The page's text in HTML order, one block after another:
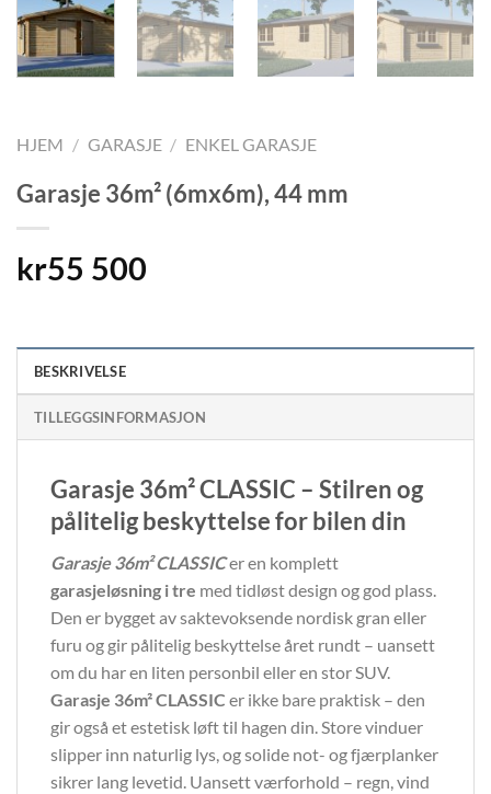
HJEM / GARASJE / ENKEL GARASJE
Garasje 36m² (6mx6m), 44 mm
kr55 500
BESKRIVELSE
TILLEGGSINFORMASJON
Garasje 36m² CLASSIC – Stilren og
pålitelig beskyttelse for bilen din
Garasje 36m² CLASSICer en komplett
garasjeløsning i tre med tidløst design og god plass.
Den er bygget av saktevoksende nordisk gran eller
furu og gir pålitelig beskyttelse året rundt – uansett
om du har en liten personbil eller en stor SUV.
Garasje 36m² CLASSIC er ikke bare praktisk – den
gir også et estetisk løft til hagen din. Store vinduer
slipper inn naturlig lys, og solide not- og fjærplanker
sikrer lang levetid. Uansett værforhold – regn, vind